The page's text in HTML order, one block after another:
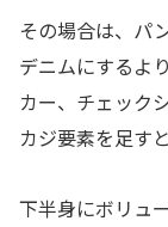
その場合は、パ
デニムにするよ
カー、チェック
カジ要素を足す
下半身にボリュ